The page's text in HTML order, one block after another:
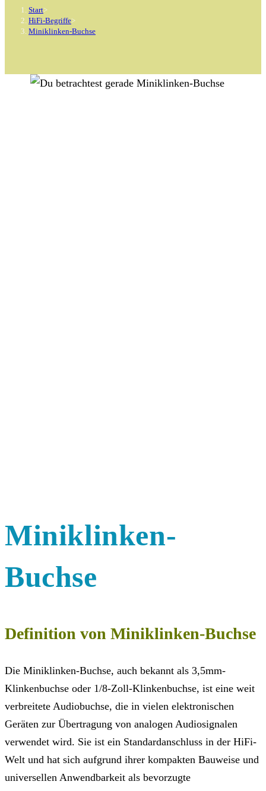
Start>
HiFi-Begriffe>
Miniklinken-Buchse
Miniklinken-
Buchse
Definition von Miniklinken-Buchse
Die Miniklinken-Buchse, auch bekannt als 3,5mm-
Klinkenbuchse oder 1/8-Zoll-Klinkenbuchse, ist eine weit
verbreitete Audiobuchse, die in vielen elektronischen
Geräten zur Übertragung von analogen Audiosignalen
verwendet wird. Sie ist ein Standardanschluss in der HiFi-
Welt und hat sich aufgrund ihrer kompakten Bauweise und
universellen Anwendbarkeit als bevorzugte